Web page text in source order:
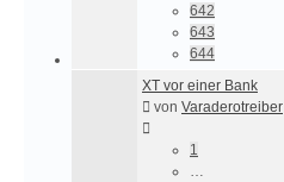
642
643
644
XT vor einer Bank
von Varaderotreiber
1